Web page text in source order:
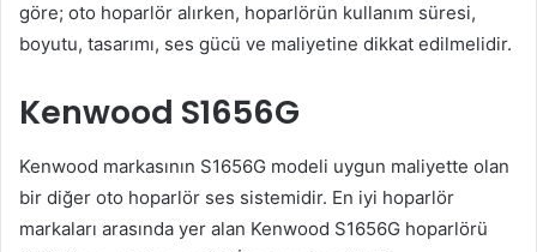
göre; oto hoparlör alırken, hoparlörün kullanım süresi,
boyutu, tasarımı, ses gücü ve maliyetine dikkat edilmelidir.
Kenwood S1656G
Kenwood markasının S1656G modeli uygun maliyette olan
bir diğer oto hoparlör ses sistemidir. En iyi hoparlör
markaları arasında yer alan Kenwood S1656G hoparlörü